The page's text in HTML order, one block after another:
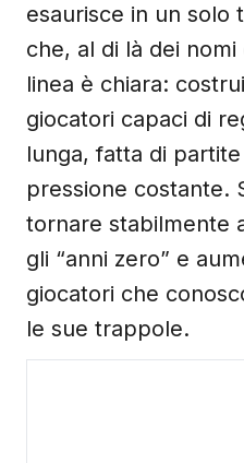
esaurisce in un solo
che, al di là dei
linea è chiara:
giocatori capaci di
lunga, fatta di
pressione costante.
tornare stabilmente
gli “anni zero” e
giocatori che
le sue trappole.